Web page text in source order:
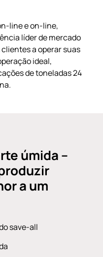
line e on-line,
líder de mercado
a operar suas
ideal,
de toneladas 24
úmida –
a um
save-all